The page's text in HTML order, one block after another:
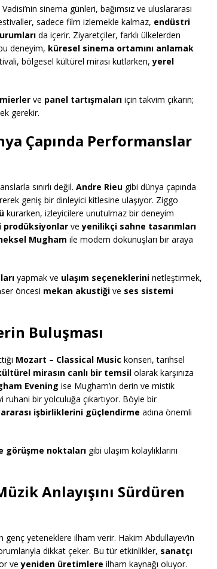
sinema günleri, bağımsız ve uluslararası
sadece film izlemekle kalmaz, endüstri
da içerir. Ziyaretçiler, farklı ülkelerden
deneyim, küresel sinema ortamını anlamak
bölgesel kültürel mirası kutlarken,yerel
ve panel tartışmaları için takvim çıkarın;
gerekir.
Çapında Performanslar
sınırlı değil. Andre Rieu gibi dünya çapında
geniş bir dinleyici kitlesine ulaşıyor. Ziggo
kurarken, izleyicilere unutulmaz bir deneyim
prodüksiyonlar veyenilikçi sahne tasarımları
Mugham ile modern dokunuşları bir araya
yapmak ve ulaşım seçeneklerini netleştirmek,
öncesi mekan akustiği ve ses sistemi
Buluşması
Mozart – Classical Music konseri, tarihsel
mirasın canlı bir temsil olarak karşınıza
Evening ise Mugham’ın derin ve mistik
bir yolculuğa çıkartıyor. Böyle bir
işbirliklerini güçlendirme adına önemli
görüşme noktaları gibi ulaşım kolaylıklarını
Anlayışını Sürdüren
genç yeteneklere ilham verir. Hakim Abdullayev’in
dikkat çeker. Bu tür etkinlikler, sanatçı
veyeniden üretimlere ilham kaynağı oluyor.